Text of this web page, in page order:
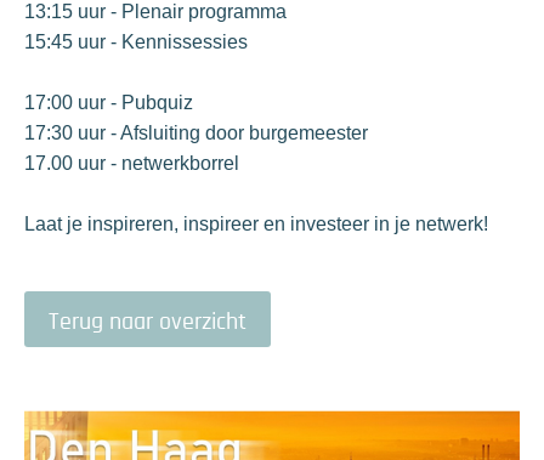
13:15 uur - Plenair programma
15:45 uur - Kennissessies
17:00 uur - Pubquiz
17:30 uur - Afsluiting door burgemeester
17.00 uur - netwerkborrel
Laat je inspireren, inspireer en investeer in je netwerk!
Terug naar overzicht